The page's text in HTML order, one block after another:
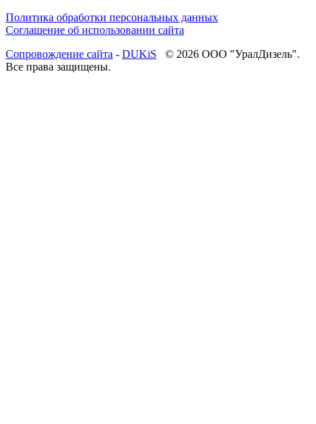
Политика обработки персональных данных
Соглашение об использовании сайта
Cопровождение сайта - DUKiS © 2026 ООО "УралДизель".
Все права защищены.